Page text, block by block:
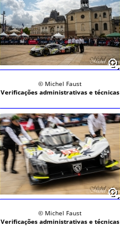
© Michel Faust
Verificações administrativas e técnicas
© Michel Faust
Verificações administrativas e técnicas